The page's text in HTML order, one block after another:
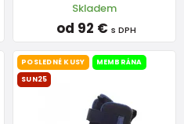
Skladem
od 92 € s DPH
POSLEDNÉ KUSY
MEMBRÁNA
SUN25